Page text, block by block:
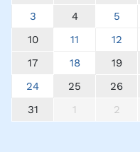
3
4 5
10
11 12
17
18 19
24
25 26
31
1 2